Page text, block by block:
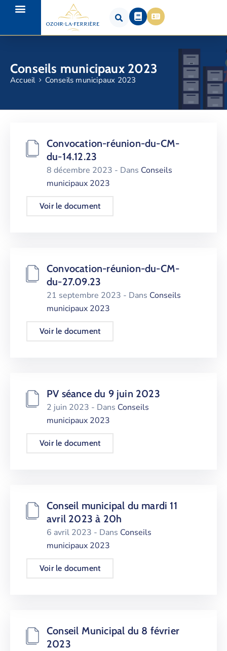
Conseils municipaux 2023
Accueil Conseils municipaux 2023
Convocation-réunion-du-CM-
du-14.12.23
8 décembre 2023 - Dans Conseils
municipaux 2023
Voir le document
Convocation-réunion-du-CM-
du-27.09.23
21 septembre 2023 - Dans Conseils
municipaux 2023
Voir le document
PV séance du 9 juin 2023
2 juin 2023 - Dans Conseils
municipaux 2023
Voir le document
Conseil municipal du mardi 11
avril 2023 à 20h
6 avril 2023 - Dans Conseils
municipaux 2023
Voir le document
Conseil Municipal du 8 février
2023